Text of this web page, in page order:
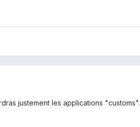
justement les applications "customs".